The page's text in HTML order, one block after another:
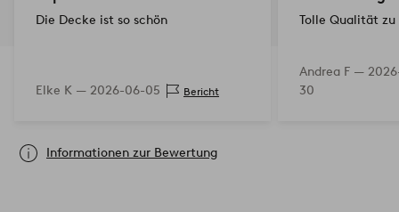
Die Decke ist so schön
Elke K — 2026-06-05 Bericht
Tolle Qualität zu
Andrea F —
30
Informationen zur Bewertung